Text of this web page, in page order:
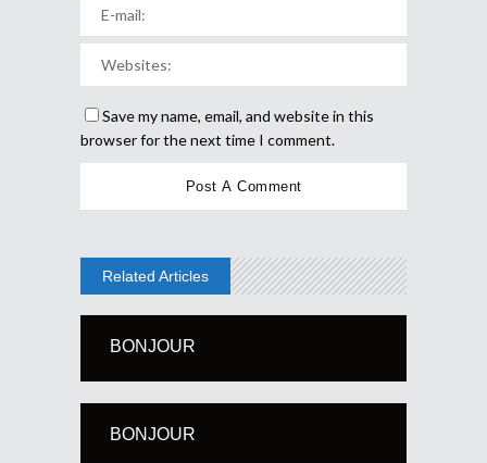
Save my name, email, and website in this
browser for the next time I comment.
Related Articles
BONJOUR
BONJOUR